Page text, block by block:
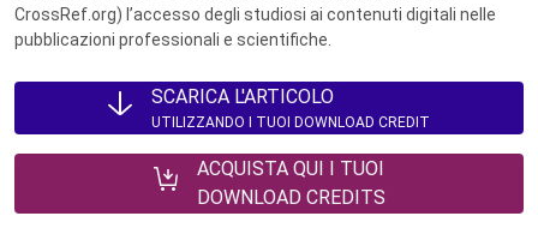
CrossRef.org) l’accesso degli studiosi ai contenuti digitali nelle
pubblicazioni professionali e scientifiche.
SCARICA L'ARTICOLO
UTILIZZANDO I TUOI DOWNLOAD CREDIT
ACQUISTA QUI I TUOI
DOWNLOAD CREDITS